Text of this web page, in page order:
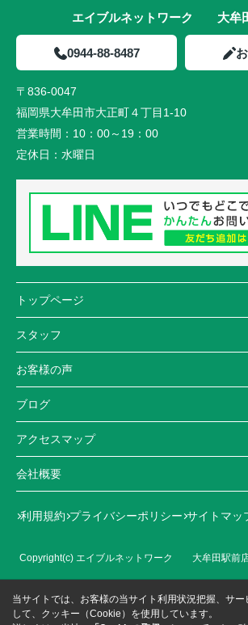
エイブルネットワーク 大牟
0944-88-8487
〒836-0047
福岡県大牟田市大正町４丁目1-10
営業時間： 10：00～19：00
定休日： 水曜日
トップページ
スタッフ
お客様の声
ブログ
アクセスマップ
会社概要
利用規約 プライバシーポリシー サイトマッ
Copyright(c) エイブルネットワーク 大牟田駅前
当サイトでは、お客様の当サイト利用状況把握、サー
して、クッキー（Cookie）を使用しています。